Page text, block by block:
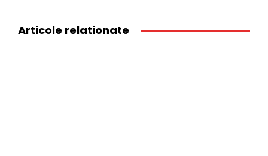
Articole relationate